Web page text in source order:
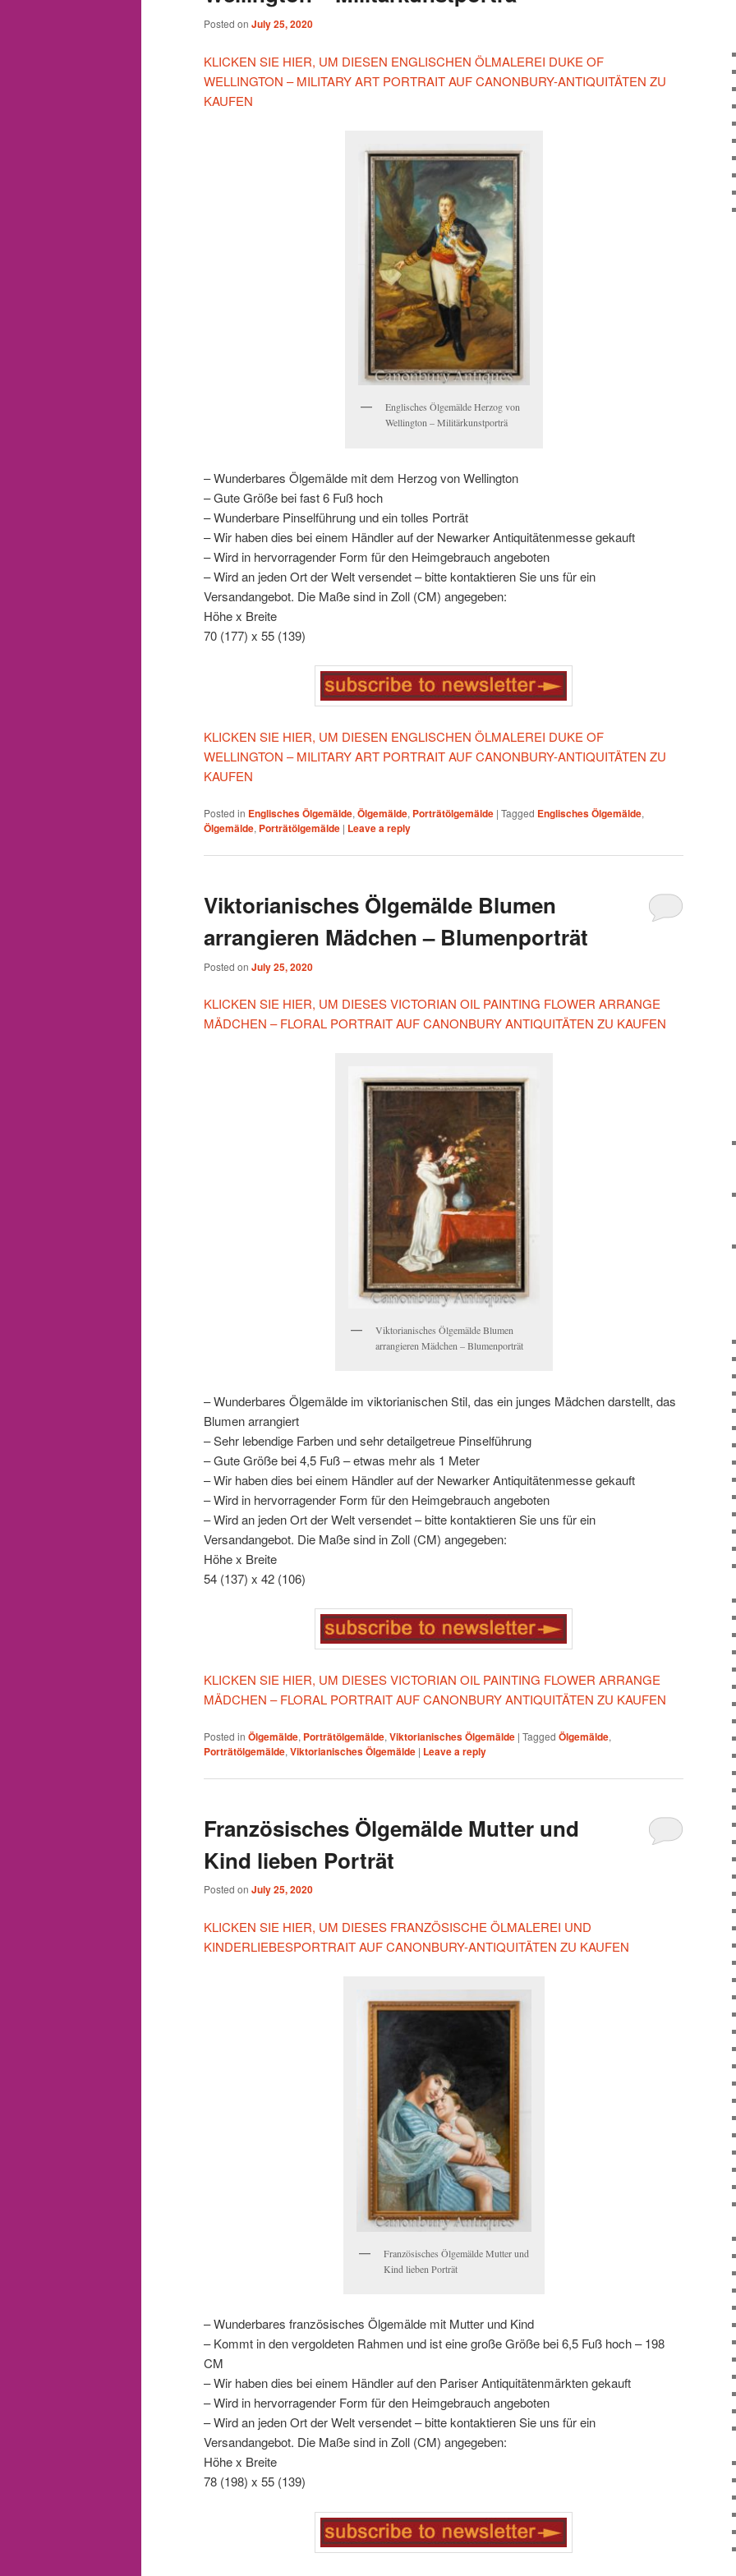
Posted on July 25, 2020
KLICKEN SIE HIER, UM DIESEN ENGLISCHEN ÖLMALEREI DUKE OF
WELLINGTON – MILITARY ART PORTRAIT AUF CANONBURY-ANTIQUITÄTEN ZU
KAUFEN
Englisches Ölgemälde Herzog von
Wellington – Militärkunstporträ
– Wunderbares Ölgemälde mit dem Herzog von Wellington
– Gute Größe bei fast 6 Fuß hoch
– Wunderbare Pinselführung und ein tolles Porträt
– Wir haben dies bei einem Händler auf der Newarker Antiquitätenmesse gekauft
– Wird in hervorragender Form für den Heimgebrauch angeboten
– Wird an jeden Ort der Welt versendet – bitte kontaktieren Sie uns für ein
Versandangebot. Die Maße sind in Zoll (CM) angegeben:
Höhe x Breite
70 (177) x 55 (139)
KLICKEN SIE HIER, UM DIESEN ENGLISCHEN ÖLMALEREI DUKE OF
WELLINGTON – MILITARY ART PORTRAIT AUF CANONBURY-ANTIQUITÄTEN ZU
KAUFEN
Posted in Englisches Ölgemälde, Ölgemälde, Porträtölgemälde | Tagged Englisches Ölgemälde,
Ölgemälde, Porträtölgemälde | Leave a reply
Viktorianisches Ölgemälde Blumen
arrangieren Mädchen – Blumenporträt
Posted on July 25, 2020
KLICKEN SIE HIER, UM DIESES VICTORIAN OIL PAINTING FLOWER ARRANGE
MÄDCHEN – FLORAL PORTRAIT AUF CANONBURY ANTIQUITÄTEN ZU KAUFEN
Viktorianisches Ölgemälde Blumen
arrangieren Mädchen – Blumenporträt
– Wunderbares Ölgemälde im viktorianischen Stil, das ein junges Mädchen darstellt, das
Blumen arrangiert
– Sehr lebendige Farben und sehr detailgetreue Pinselführung
– Gute Größe bei 4,5 Fuß – etwas mehr als 1 Meter
– Wir haben dies bei einem Händler auf der Newarker Antiquitätenmesse gekauft
– Wird in hervorragender Form für den Heimgebrauch angeboten
– Wird an jeden Ort der Welt versendet – bitte kontaktieren Sie uns für ein
Versandangebot. Die Maße sind in Zoll (CM) angegeben:
Höhe x Breite
54 (137) x 42 (106)
KLICKEN SIE HIER, UM DIESES VICTORIAN OIL PAINTING FLOWER ARRANGE
MÄDCHEN – FLORAL PORTRAIT AUF CANONBURY ANTIQUITÄTEN ZU KAUFEN
Posted in Ölgemälde, Porträtölgemälde, Viktorianisches Ölgemälde | Tagged Ölgemälde,
Porträtölgemälde, Viktorianisches Ölgemälde | Leave a reply
Französisches Ölgemälde Mutter und
Kind lieben Porträt
Posted on July 25, 2020
KLICKEN SIE HIER, UM DIESES FRANZÖSISCHE ÖLMALEREI UND
KINDERLIEBESPORTRAIT AUF CANONBURY-ANTIQUITÄTEN ZU KAUFEN
Französisches Ölgemälde Mutter und
Kind lieben Porträt
– Wunderbares französisches Ölgemälde mit Mutter und Kind
– Kommt in den vergoldeten Rahmen und ist eine große Größe bei 6,5 Fuß hoch – 198
CM
– Wir haben dies bei einem Händler auf den Pariser Antiquitätenmärkten gekauft
– Wird in hervorragender Form für den Heimgebrauch angeboten
– Wird an jeden Ort der Welt versendet – bitte kontaktieren Sie uns für ein
Versandangebot. Die Maße sind in Zoll (CM) angegeben:
Höhe x Breite
78 (198) x 55 (139)